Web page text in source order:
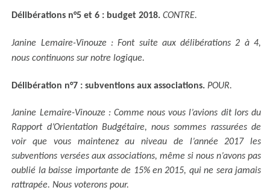
Délibérations n°5 et 6 : budget 2018.CONTRE.
Janine Lemaire-Vinouze : Font suite aux délibérations 2 à 4,
nous continuons sur notre logique.
Délibération n°7 : subventions aux associations. POUR.
Janine Lemaire-Vinouze : Comme nous vous l’avions dit lors du
Rapport d’Orientation Budgétaire, nous sommes rassurées de
voir que vous maintenez au niveau de l’année 2017 les
subventions versées aux associations, même si nous n’avons pas
oublié la baisse importante de 15% en 2015, qui ne sera jamais
rattrapée. Nous voterons pour.